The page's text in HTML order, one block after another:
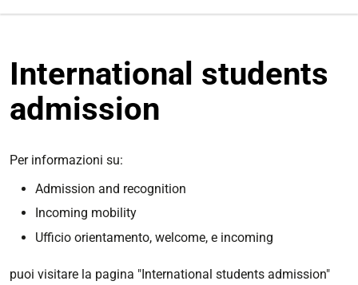
International students
admission
Per informazioni su:
Admission and recognition
Incoming mobility
Ufficio orientamento, welcome, e incoming
puoi visitare la pagina "International students admission"